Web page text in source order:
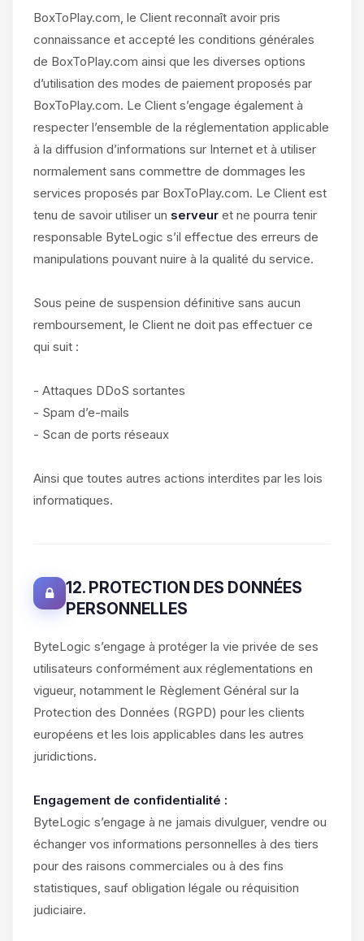
BoxToPlay.com, le Client reconnaît avoir pris
connaissance et accepté les conditions générales
de BoxToPlay.com ainsi que les diverses options
d’utilisation des modes de paiement proposés par
BoxToPlay.com. Le Client s’engage également à
respecter l’ensemble de la réglementation applicable
à la diffusion d’informations sur Internet et à utiliser
normalement sans commettre de dommages les
services proposés par BoxToPlay.com. Le Client est
tenu de savoir utiliser un serveur et ne pourra tenir
responsable ByteLogic s’il effectue des erreurs de
manipulations pouvant nuire à la qualité du service.
Sous peine de suspension définitive sans aucun
remboursement, le Client ne doit pas effectuer ce
qui suit :
- Attaques DDoS sortantes
- Spam d’e-mails
- Scan de ports réseaux
Ainsi que toutes autres actions interdites par les lois
informatiques.
12. PROTECTION DES DONNÉES
PERSONNELLES
ByteLogic s’engage à protéger la vie privée de ses
utilisateurs conformément aux réglementations en
vigueur, notamment le Règlement Général sur la
Protection des Données (RGPD) pour les clients
européens et les lois applicables dans les autres
juridictions.
Engagement de confidentialité :
ByteLogic s’engage à ne jamais divulguer, vendre ou
échanger vos informations personnelles à des tiers
pour des raisons commerciales ou à des fins
statistiques, sauf obligation légale ou réquisition
judiciaire.